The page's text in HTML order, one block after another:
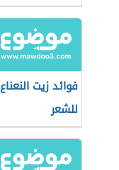
فوائد زيت النعناع
للشعر